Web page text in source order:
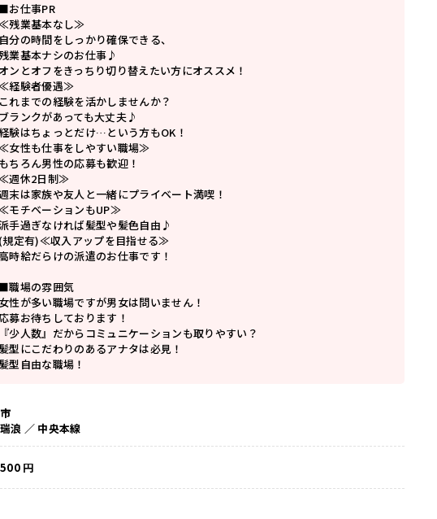
■お仕事PR
残業基本なし≫
自分の時間をしっかり確保できる、
業基本ナシのお仕事♪
オンとオフをきっちり切り替えたい方にオススメ！
経験者優遇≫
これまでの経験を活かしませんか？
ブランクがあっても大丈夫♪
験はちょっとだけ…という方もOK！
女性も仕事をしやすい職場≫
もちろん男性の応募も歓迎！
週休2日制≫
末は家族や友人と一緒にプライベート満喫！
モチベーションもUP≫
手過ぎなければ髪型や髪色自由♪
(規定有)≪収入アップを目指せる≫
時給だらけの派遣のお仕事です！
■職場の雰囲気
女性が多い職場ですが男女は問いません！
募お待ちしております！
『少人数』だからコミュニケーションも取りやすい？
髪型にこだわりのあるアナタは必見！
髪型自由な職場！
浪 ／ 中央本線
円